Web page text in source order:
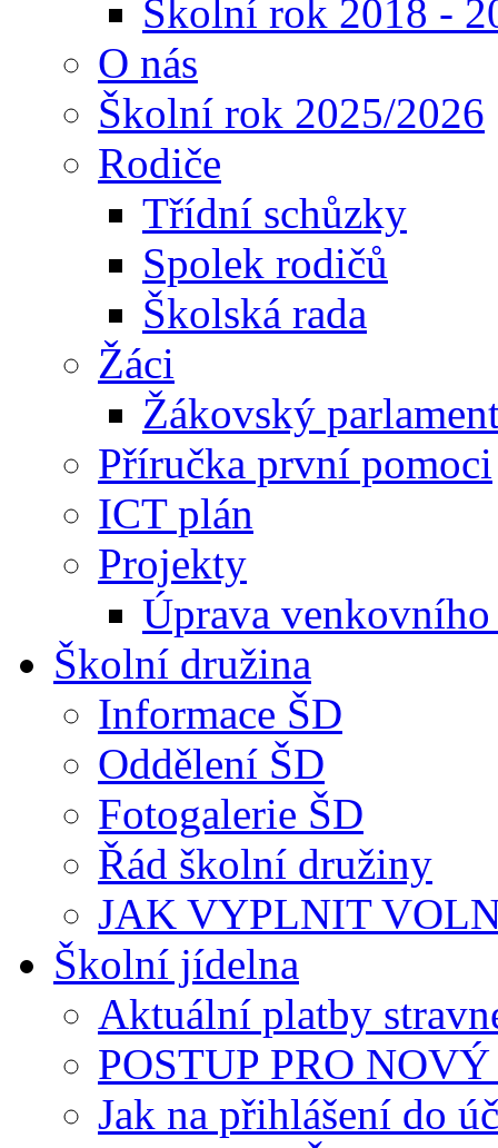
Školní rok 2018 -
O nás
Školní rok 2025/2026
Rodiče
Třídní schůzky
Spolek rodičů
Školská rada
Žáci
Žákovský
Příručka první pomoci
ICT plán
Projekty
Úprava
Školní družina
Informace ŠD
Oddělení ŠD
Fotogalerie ŠD
Řád školní družiny
JAK VYPLNIT
Školní jídelna
Aktuální platby
POSTUP PRO
Jak na přihlášení do